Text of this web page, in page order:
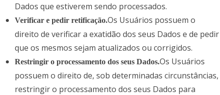
Dados que estiverem sendo processados.
Verificar e pedir retificação.Os Usuários possuem o
direito de verificar a exatidão dos seus Dados e de pedir
que os mesmos sejam atualizados ou corrigidos.
Restringir o processamento dos seus Dados.Os Usuários
possuem o direito de, sob determinadas circunstâncias,
restringir o processamento dos seus Dados para